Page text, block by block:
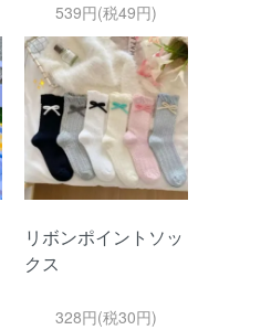
539円(税49円)
リボンポイントソッ
クス
328円(税30円)